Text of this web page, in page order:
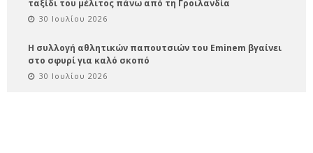
ταξίδι του μέλιτος πάνω από τη Γροιλανδία
30 Ιουλίου 2026
Η συλλογή αθλητικών παπουτσιών του Eminem βγαίνει
στο σφυρί για καλό σκοπό
30 Ιουλίου 2026